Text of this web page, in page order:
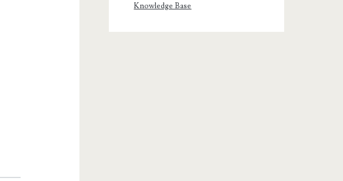
Knowledge Base